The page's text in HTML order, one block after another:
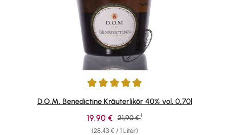
Durchschnittliche Bewertung von 4.95 von 5 Sternen
D.O.M. Benedictine Kräuterlikör 40% vol. 0,70l
(28,43 € / 1 Liter)
Verkaufspreis:
19,90 € Regulärer Preis:
21,90 € 1